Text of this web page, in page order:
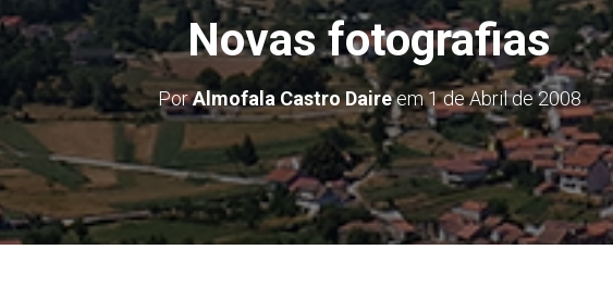
Novas fotografias
PorAlmofala Castro Daireem1 de Abril de 2008